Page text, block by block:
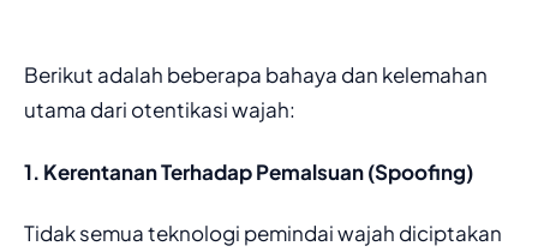
​Berikut adalah beberapa bahaya dan kelemahan
utama dari otentikasi wajah:
​1. Kerentanan Terhadap Pemalsuan (Spoofing)
​Tidak semua teknologi pemindai wajah diciptakan